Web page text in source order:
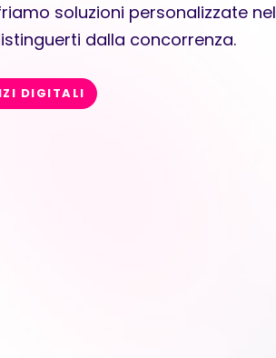
soluzioni personalizzate nel
dalla concorrenza.
DIGITALI